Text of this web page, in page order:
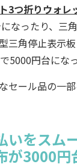
3つ折りウォレ
なったり、三
三角停止表示
5000円台にな
セール品の一部
いをスム
が3000円